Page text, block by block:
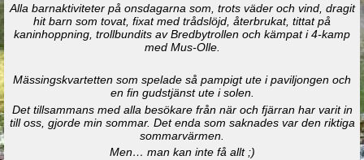
Alla barnaktiviteter på onsdagarna som, trots väder och vind, dragit
hit barn som tovat, fixat med trådslöjd, återbrukat, tittat på
kaninhoppning, trollbundits av Bredbytrollen och kämpat i 4-kamp
med Mus-Olle.
Mässingskvartetten som spelade så pampigt ute i paviljongen och
en fin gudstjänst ute i solen.
Det tillsammans med alla besökare från när och fjärran har varit in
till oss, gjorde min sommar. Det enda som saknades var den riktiga
sommarvärmen.
Men… man kan inte få allt ;)